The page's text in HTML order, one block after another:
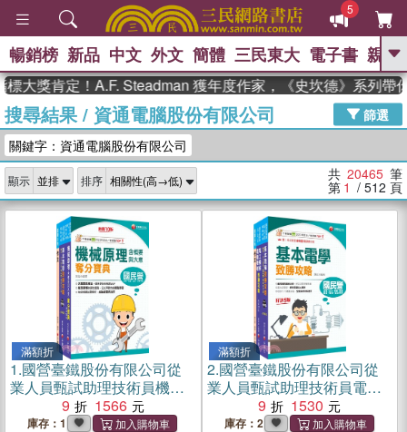
5
GO
熱搜： 東野圭吾 、 The Odyssey 、
父親節 、 如果歷史是一群喵 、 暑期
推薦
念華 、 台灣的李登輝時代 、 數學女
孩：黎曼猜想
偉大的迷走神經
暢銷榜 新品 中文 外文 簡體 三民東大 電子書 親子
定！A.F. Steadman 獲年度作家，《史坎德》系列帶你踏上
搜尋結果/ 資通電腦股份有限公司
篩選
關鍵字：資通電腦股份有限公司
顯示 排序 共 20465 筆
第 1 / 512 頁
滿額折
1.國營臺鐵股份有限公司從
業人員甄試助理技術員機械
課文版套書（共三冊）
9 1566
庫存：1
滿額折
2.國營臺鐵股份有限公司從
業人員甄試助理技術員電機
課文版套書（三冊）
9 1530
庫存：2